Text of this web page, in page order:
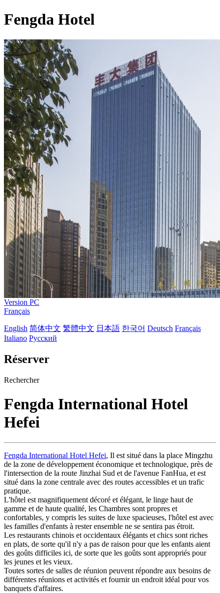
Fengda Hotel
Version PC
Français
English 简体中文 繁體中文 日本語 한국어 Deutsch Français
Italiano Русский
Réserver
Rechercher
Fengda International Hotel
Hefei
Fengda International Hotel Hefei, Il est situé dans la place Mingzhu
de la zone de développement économique et technologique, près de
l'intersection de la route Jinzhai Sud et de l'avenue FanHua, et est
situé dans la zone centrale avec des routes accessibles et un trafic
pratique.
L'hôtel est magnifiquement décoré et élégant, le linge haut de
gamme et de haute qualité, les Chambres sont propres et
confortables, y compris les suites de luxe spacieuses, l'hôtel est avec
les familles d'enfants à rester ensemble ne se sentira pas étroit.
Les restaurants chinois et occidentaux élégants et chics sont riches
en plats, de sorte qu'il n'y a pas de raison pour que les enfants aient
des goûts difficiles ici, de sorte que les goûts sont appropriés pour
les jeunes et les vieux.
Toutes sortes de salles de réunion peuvent répondre aux besoins de
différentes réunions et activités et fournir un endroit idéal pour vos
banquets d'affaires.